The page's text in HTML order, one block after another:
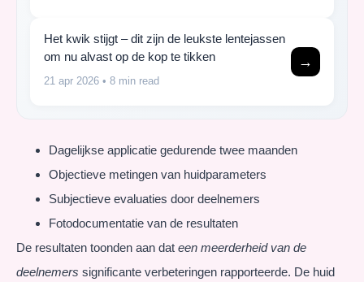
Het kwik stijgt – dit zijn de leukste lentejassen
om nu alvast op de kop te tikken
21 apr 2026 • 8 min read
→
Dagelijkse applicatie gedurende twee maanden
Objectieve metingen van huidparameters
Subjectieve evaluaties door deelnemers
Fotodocumentatie van de resultaten
De resultaten toonden aan dat een meerderheid van de
deelnemers significante verbeteringen rapporteerde. De huid